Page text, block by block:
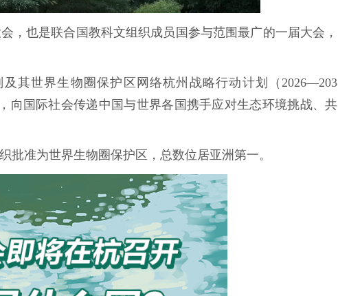
，也是联合国教科文组织成员国参与范围最广的一届大会，
其世界生物圈保护区网络杭州战略行动计划（2026—203
向国际社会传递中国与世界各国携手应对生态环境挑战、共
批准为世界生物圈保护区，总数位居亚洲第一。